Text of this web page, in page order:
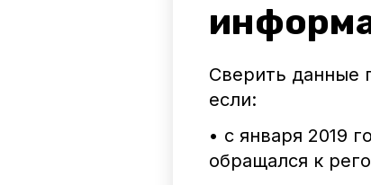
Сверить данные
если:
• с января 2019
обращался к